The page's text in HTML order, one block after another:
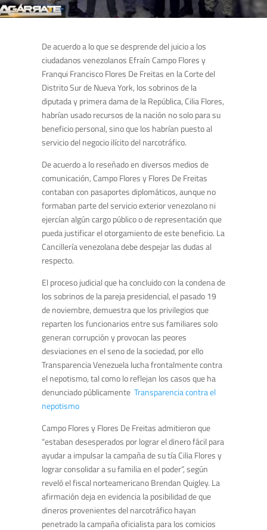
De acuerdo a lo que se desprende del juicio a los
ciudadanos venezolanos Efraín Campo Flores y
Franqui Francisco Flores De Freitas en la Corte del
Distrito Sur de Nueva York, los sobrinos de la
diputada y primera dama de la República, Cilia Flores,
habrían usado recursos de la nación no solo para su
beneficio personal, sino que los habrían puesto al
servicio del negocio ilícito del narcotráfico.
De acuerdo a lo reseñado en diversos medios de
comunicación, Campo Flores y Flores De Freitas
contaban con pasaportes diplomáticos, aunque no
formaban parte del servicio exterior venezolano ni
ejercían algún cargo público o de representación que
pueda justificar el otorgamiento de este beneficio. La
Cancillería venezolana debe despejar las dudas al
respecto.
El proceso judicial que ha concluido con la condena de
los sobrinos de la pareja presidencial, el pasado 19
de noviembre, demuestra que los privilegios que
reparten los funcionarios entre sus familiares solo
generan corrupción y provocan las peores
desviaciones en el seno de la sociedad, por ello
Transparencia Venezuela lucha frontalmente contra
el nepotismo, tal como lo reflejan los casos que ha
denunciado públicamente Transparencia contra el
nepotismo
Campo Flores y Flores De Freitas admitieron que
“estaban desesperados por lograr el dinero fácil para
ayudar a impulsar la campaña de su tía Cilia Flores y
lograr consolidar a su familia en el poder”, según
reveló el fiscal norteamericano Brendan Quigley. La
afirmación deja en evidencia la posibilidad de que
dineros provenientes del narcotráfico hayan
penetrado la campaña oficialista para los comicios